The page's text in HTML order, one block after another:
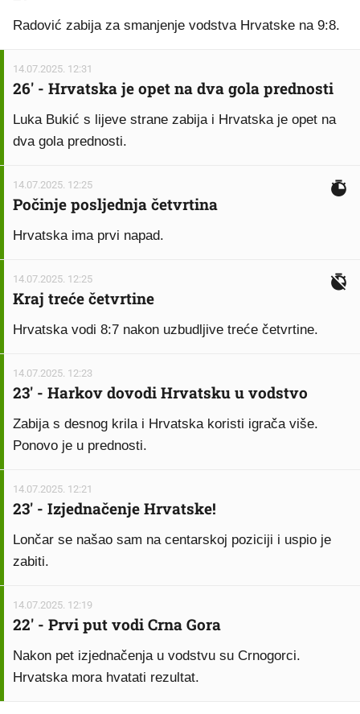
Radović zabija za smanjenje vodstva Hrvatske na 9:8.
14.07.2025. 12:31
26' - Hrvatska je opet na dva gola prednosti
Luka Bukić s lijeve strane zabija i Hrvatska je opet na
dva gola prednosti.
14.07.2025. 12:25
Počinje posljednja četvrtina
Hrvatska ima prvi napad.
14.07.2025. 12:25
Kraj treće četvrtine
Hrvatska vodi 8:7 nakon uzbudljive treće četvrtine.
14.07.2025. 12:23
23' - Harkov dovodi Hrvatsku u vodstvo
Zabija s desnog krila i Hrvatska koristi igrača više.
Ponovo je u prednosti.
14.07.2025. 12:21
23' - Izjednačenje Hrvatske!
Lončar se našao sam na centarskoj poziciji i uspio je
zabiti.
14.07.2025. 12:19
22' - Prvi put vodi Crna Gora
Nakon pet izjednačenja u vodstvu su Crnogorci.
Hrvatska mora hvatati rezultat.